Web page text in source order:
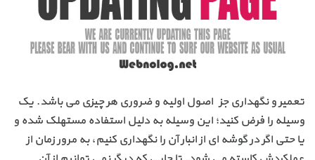
تعمیر و نگهداری جزء اصول اولیه و ضروری هر چیزی می باشد. یک
وسیله را فرض کنید؛ این وسیله به دلیل استفاده مستهلک شده و
یا حتی اگر در گوشه ای از انبار آن را نگهداری کنیم، به مرور زمان از